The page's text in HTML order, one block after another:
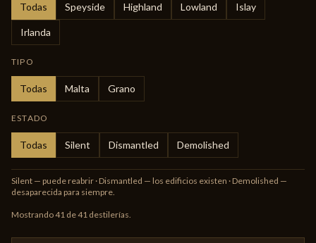
Todas Speyside Highland Lowland Islay
Irlanda
TIPO
Todas Malta Grano
ESTADO
Todas Silent Dismantled Demolished
Silent — puede reabrir · Dismantled — los edificios existen · Demolished —
desaparecida para siempre.
Mostrando 41 de 41 destilerías.